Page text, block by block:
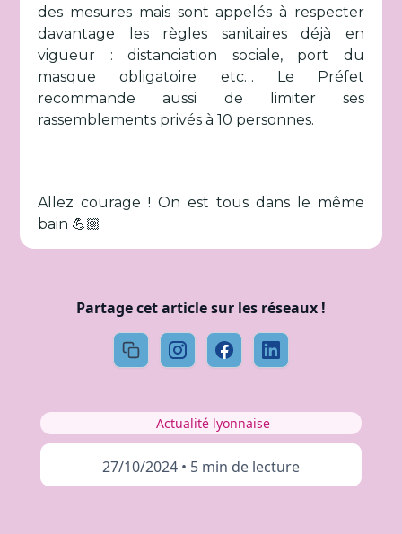
des mesures mais sont appelés à respecter
davantage les règles sanitaires déjà en
vigueur : distanciation sociale, port du
masque obligatoire etc… Le Préfet
recommande aussi de limiter ses
rassemblements privés à 10 personnes.
Allez courage ! On est tous dans le même
bain 💪🏼
Partage cet article sur les réseaux !
Actualité lyonnaise
27/10/2024 • 5 min de lecture